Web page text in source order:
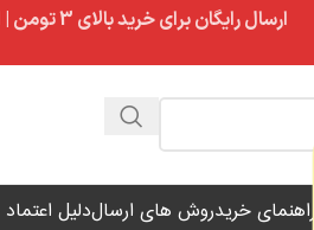
ارسال رایگان برای خرید بالای 3 تومن | ارسال شیراز فوری و مابقی شهرها با پست و تیپاکس
راهنمای خریدروش های ارسالدلیل